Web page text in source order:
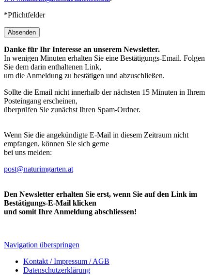
*Pflichtfelder
Absenden
Danke für Ihr Interesse an unserem Newsletter.
In wenigen Minuten erhalten Sie eine Bestätigungs-Email. Folgen
Sie dem darin enthaltenen Link,
um die Anmeldung zu bestätigen und abzuschließen.
Sollte die Email nicht innerhalb der nächsten 15 Minuten in Ihrem
Posteingang erscheinen,
überprüfen Sie zunächst Ihren Spam-Ordner.
Wenn Sie die angekündigte E-Mail in diesem Zeitraum nicht
empfangen, können Sie sich gerne
bei uns melden:
post@naturimgarten.at
Den Newsletter erhalten Sie erst, wenn Sie auf den Link im
Bestätigungs-E-Mail klicken
und somit Ihre Anmeldung abschliessen!
Navigation überspringen
Kontakt / Impressum / AGB
Datenschutzerklärung